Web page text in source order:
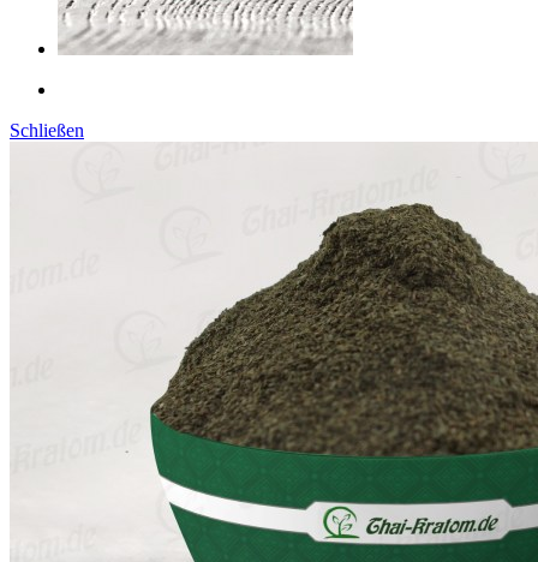
Schließen